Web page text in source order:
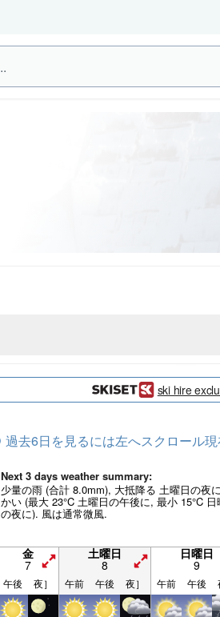
ski hire
過去6日を見るには左へスクロール
Next 3 days weather summary:
少量の雨 (合計 8.0mm), 大抵降る 土曜日の夜
かい (最大 23°C 土曜日の午後に, 最小 15°C 日
の夜に). 風は通常微風.
金
7
土曜日
8
日曜日
9
午後 夜］ 午前 午後 夜］ 午前 午後